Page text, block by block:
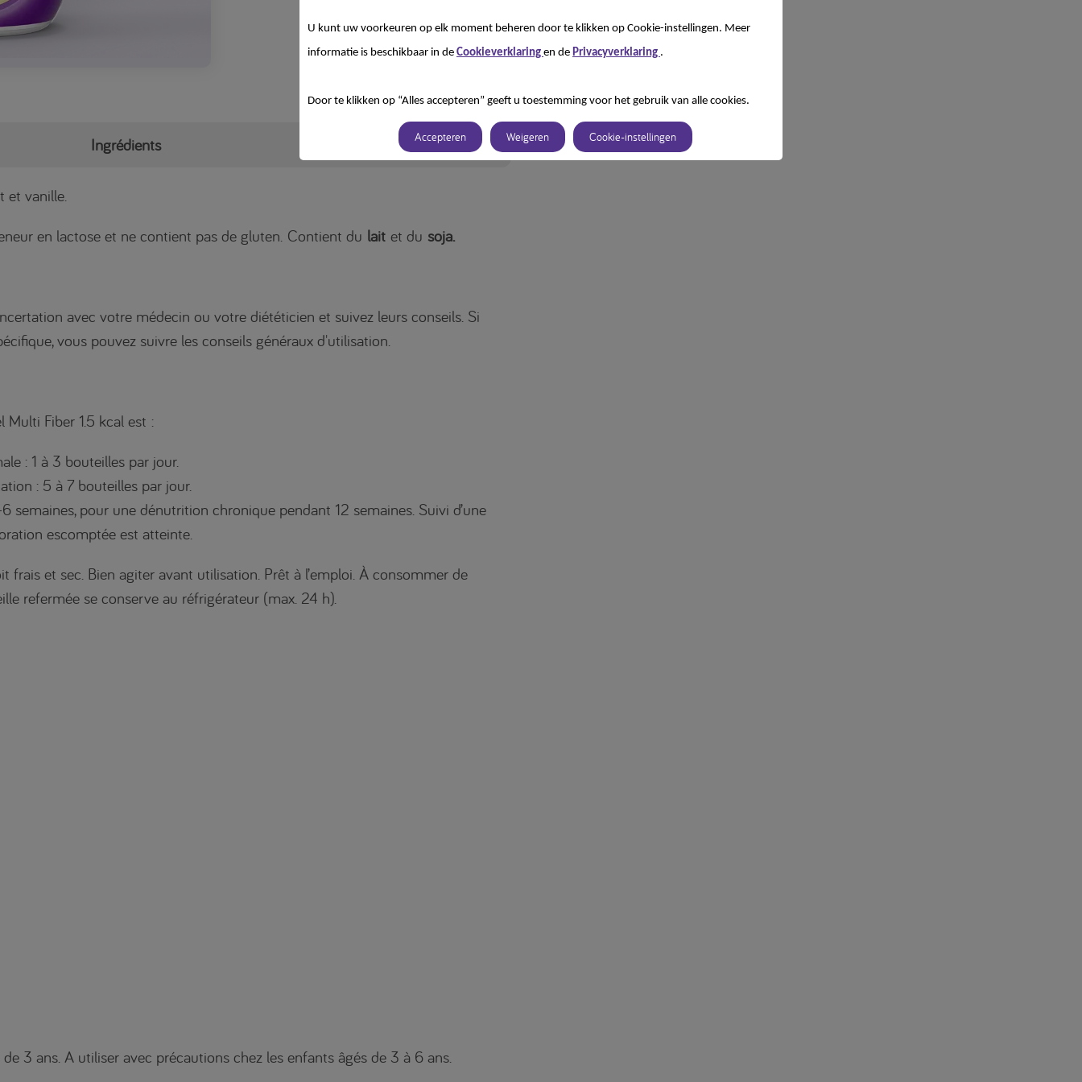
Ingrédients Télécharger
et vanille.
en lactose et ne contient pas de gluten. Contient du lait et du soja.
avec votre médecin ou votre diététicien et suivez leurs conseils. Si
vous pouvez suivre les conseils généraux d'utilisation.
Fiber 1.5 kcal est :
: 1 à 3 bouteilles par jour.
: 5 à 7 bouteilles par jour.
pour une dénutrition chronique pendant 12 semaines. Suivi d’une
escomptée est atteinte.
frais et sec. Bien agiter avant utilisation. Prêt à l’emploi. À consommer de
refermée se conserve au réfrigérateur (max. 24 h).
3 ans. A utiliser avec précautions chez les enfants âgés de 3 à 6 ans.
U kunt uw voorkeuren op elk moment beheren door te klikken op Cookie-instellingen. Meer
informatie is beschikbaar in de Cookieverklaring en de Privacyverklaring .
Door te klikken op “Alles accepteren” geeft u toestemming voor het gebruik van alle cookies.
Accepteren Weigeren Cookie-instellingen